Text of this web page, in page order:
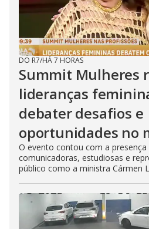
DO R7/HÁ 7 HORAS
Summit Mulheres
lideranças
debater desafios e
oportunidades no
O evento contou com a presença
comunicadoras, estudiosas e
público como a ministra Cármen